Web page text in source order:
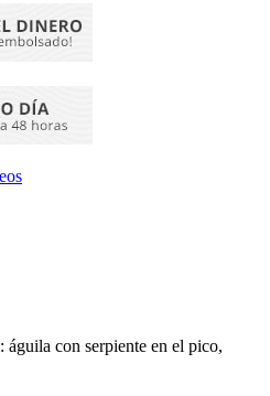
águila con serpiente en el pico,